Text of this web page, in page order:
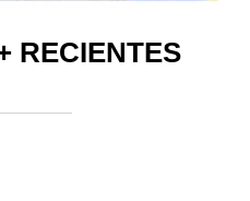
RECIENTES